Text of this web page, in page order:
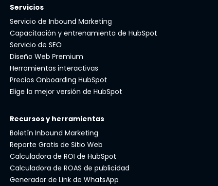
Servicios
Servicio de Inbound Marketing
Capacitación y entrenamiento de HubSpot
Servicio de SEO
Diseño Web Premium
Herramientas interactivas
Precios Onboarding HubSpot
Elige la mejor versión de HubSpot
Recursos y herramientas
Boletín Inbound Marketing
Reporte Gratis de Sitio Web
Calculadora de ROI de HubSpot
Calculadora de ROAS de publicidad
Generador de Link de WhatsApp